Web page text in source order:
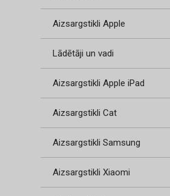
Aizsargstikli Apple
Lādētāji un vadi
Aizsargstikli Apple iPad
Aizsargstikli Cat
Aizsargstikli Samsung
Aizsargstikli Xiaomi